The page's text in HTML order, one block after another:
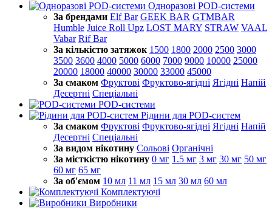
Одноразові POD-системи
За брендами Elf Bar GEEK BAR GTMBAR
Humble Juice Roll Upz LOST MARY STRAW VAAL
Vabar Rif Bar
За кількістю затяжок 1500 1800 2000 2500 3000
3500 3600 4000 5000 6000 7000 9000 10000 25000
20000 18000 40000 30000 33000 45000
За смаком Фруктові Фруктово-ягідні Ягідні Напій
Десертні Спеціальні
POD-системи
Рідини для POD-систем
За смаком Фруктові Фруктово-ягідні Ягідні Напій
Десертні Спеціальні
За видом нікотину Сольові Органічні
За місткістю нікотину 0 мг 1.5 мг 3 мг 30 мг 50 мг
60 мг 65 мг
За об'ємом 10 мл 11 мл 15 мл 30 мл 60 мл
Комплектуючі
Виробники